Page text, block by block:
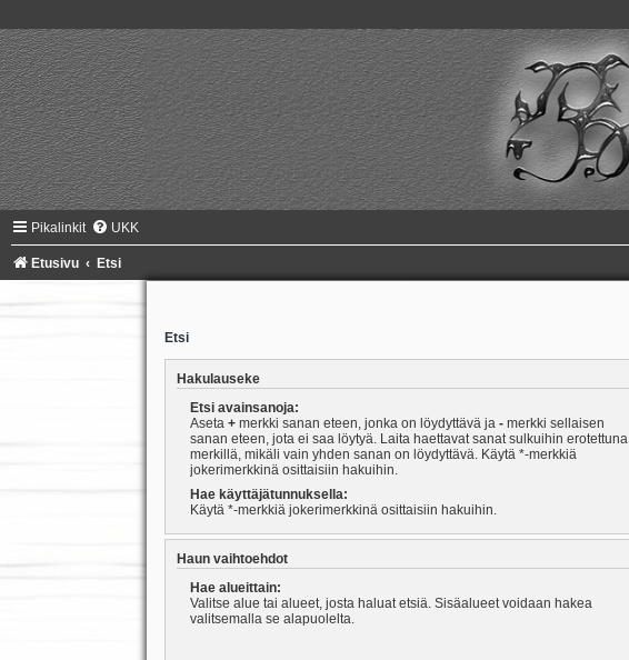
Pikalinkit UKK
Etusivu Etsi
Etsi
Hakulauseke
Etsi avainsanoja:
Aseta +merkki sanan eteen, jonka on löydyttävä ja -merkki sellaisen
sanan eteen, jota ei saa löytyä. Laita haettavat sanat sulkuihin erotettuna
merkillä, mikäli vain yhden sanan on löydyttävä. Käytä *-merkkiä
jokerimerkkinä osittaisiin hakuihin.
Hae käyttäjätunnuksella:
Käytä *-merkkiä jokerimerkkinä osittaisiin hakuihin.
Haun vaihtoehdot
Hae alueittain:
Valitse alue tai alueet, josta haluat etsiä. Sisäalueet voidaan hakea
valitsemalla se alapuolelta.